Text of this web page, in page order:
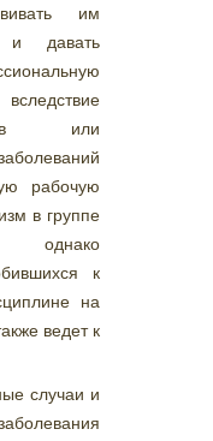
им
и давать
или
рабочую
в группе
однако
к
на
ведет к
случаи и